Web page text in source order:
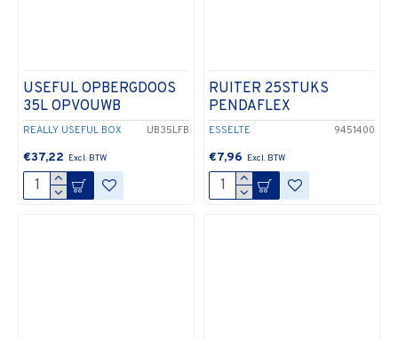
REALLY USEFUL BOX UB35LFB
USEFUL OPBERGDOOS
35L OPVOUWB
€37,22
ESSELTE 9451400
RUITER 25STUKS
PENDAFLEX
€7,96